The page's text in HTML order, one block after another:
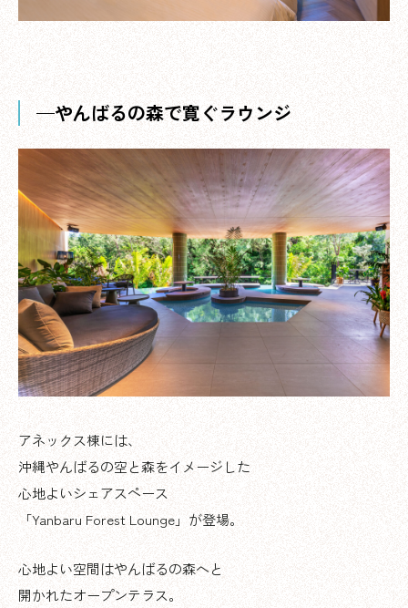
—やんばるの森で寛ぐラウンジ
アネックス棟には、
沖縄やんばるの空と森をイメージした
心地よいシェアスペース
「Yanbaru Forest Lounge」が登場。
心地よい空間はやんばるの森へと
開かれたオープンテラス。